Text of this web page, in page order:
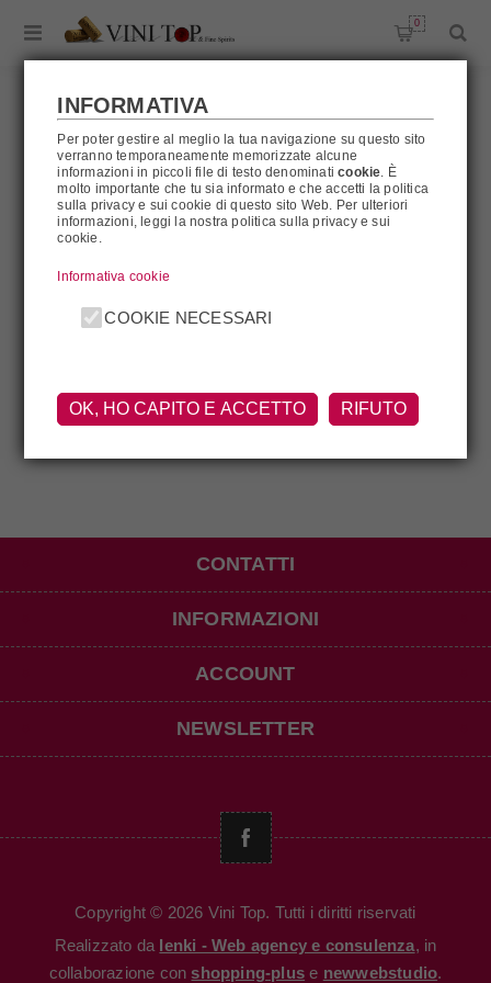
0
MASARI
CONTATTI
INFORMAZIONI
ACCOUNT
NEWSLETTER
Copyright © 2026 Vini Top. Tutti i diritti riservati
Realizzato da Ienki - Web agency e consulenza, in
collaborazione con shopping-plus e newwebstudio.
INFORMATIVA
Per poter gestire al meglio la tua navigazione su questo sito
verranno temporaneamente memorizzate alcune
informazioni in piccoli file di testo denominaticookie. È
molto importante che tu sia informato e che accetti la politica
sulla privacy e sui cookie di questo sito Web. Per ulteriori
informazioni, leggi la nostra politica sulla privacy e sui
cookie.
Informativa cookie
COOKIE NECESSARI
OK, HO CAPITO E ACCETTO RIFUTO